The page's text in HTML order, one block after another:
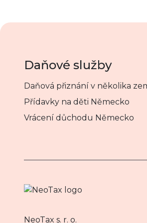
Daňové služby
Daňová přiznání v několika
Přídavky na děti Německo
Vrácení důchodu Německo
NeoTax s. r. o.